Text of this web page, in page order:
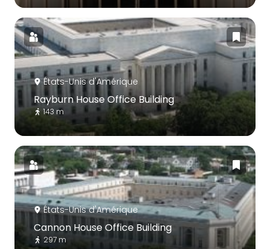
États-Unis d'Amérique
Rayburn House Office Building
143 m
États-Unis d'Amérique
Cannon House Office Building
297 m